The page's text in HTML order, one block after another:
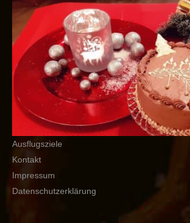
Ausflugsziele
Kontakt
Impressum
Datenschutzerklärung